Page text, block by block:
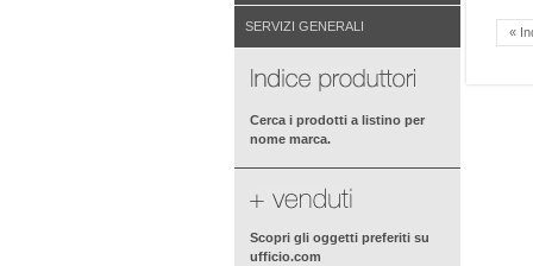
SERVIZI GENERALI
Cerca i prodotti a listino per
nome marca.
Scopri gli oggetti preferiti su
ufficio.com
«